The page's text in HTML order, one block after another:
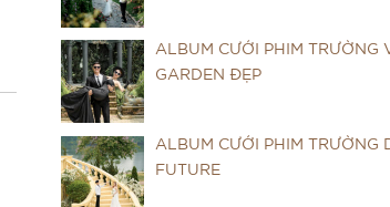
ALBUM CƯỚI PHIM TRƯỜNG
GARDEN ĐẸP
ALBUM CƯỚI PHIM TRƯỜNG
FUTURE